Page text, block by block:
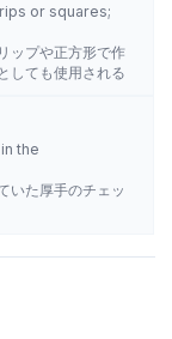
or squares;
ップや正方形で作
しても使用される
the
いた厚手のチェッ